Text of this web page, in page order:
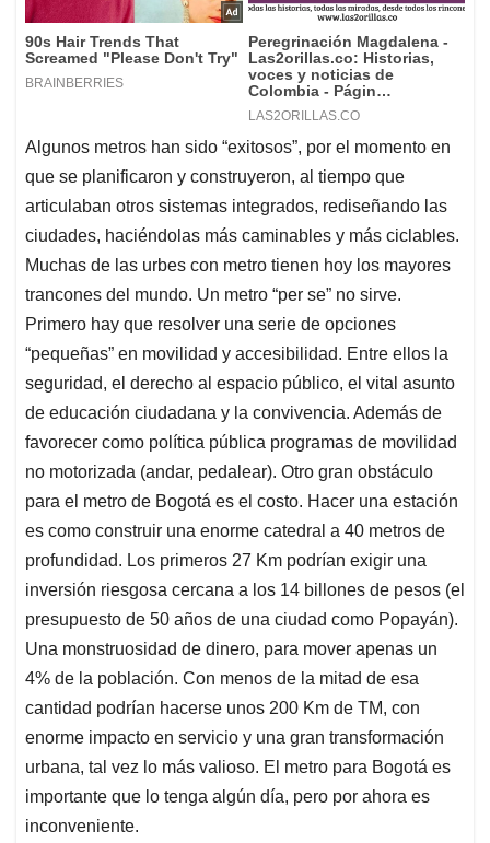
Algunos metros han sido “exitosos”, por el momento en
que se planificaron y construyeron, al tiempo que
articulaban otros sistemas integrados, rediseñando las
ciudades, haciéndolas más caminables y más ciclables.
Muchas de las urbes con metro tienen hoy los mayores
trancones del mundo. Un metro “per se” no sirve.
Primero hay que resolver una serie de opciones
“pequeñas” en movilidad y accesibilidad. Entre ellos la
seguridad, el derecho al espacio público, el vital asunto
de educación ciudadana y la convivencia. Además de
favorecer como política pública programas de movilidad
no motorizada (andar, pedalear). Otro gran obstáculo
para el metro de Bogotá es el costo. Hacer una estación
es como construir una enorme catedral a 40 metros de
profundidad. Los primeros 27 Km podrían exigir una
inversión riesgosa cercana a los 14 billones de pesos (el
presupuesto de 50 años de una ciudad como Popayán).
Una monstruosidad de dinero, para mover apenas un
4% de la población. Con menos de la mitad de esa
cantidad podrían hacerse unos 200 Km de TM, con
enorme impacto en servicio y una gran transformación
urbana, tal vez lo más valioso. El metro para Bogotá es
importante que lo tenga algún día, pero por ahora es
inconveniente.